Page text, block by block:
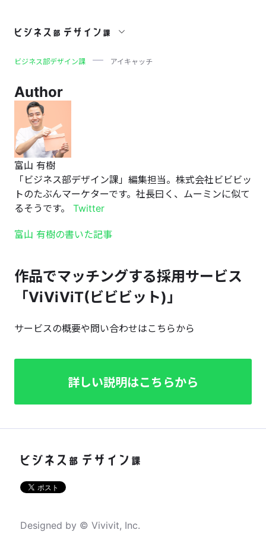
アイキャッチ
ビジネス部デザイン課 アイキャッチ
Author
富山 有樹
「ビジネス部デザイン課」編集担当。株式会社ビビビッ
トのたぶんマーケターです。社長曰く、ムーミンに似て
るそうです。 Twitter
富山 有樹の書いた記事
作品でマッチングする採用サービス
「ViViViT(ビビビット)」
サービスの概要や問い合わせはこちらから
詳しい説明はこちらから
Designed by © Vivivit, Inc.